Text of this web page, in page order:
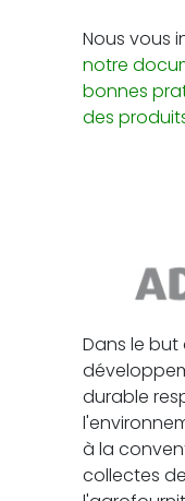
Nous vous
notre
bonnes
des
Dans le
durable
à la
collectes